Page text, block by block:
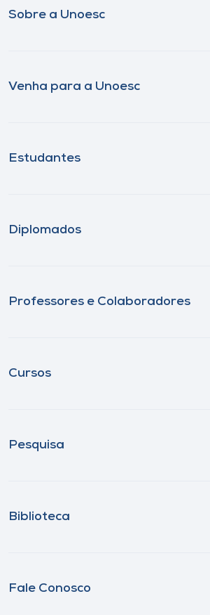
Sobre a Unoesc
Venha para a Unoesc
Estudantes
Diplomados
Professores e Colaboradores
Cursos
Pesquisa
Biblioteca
Fale Conosco